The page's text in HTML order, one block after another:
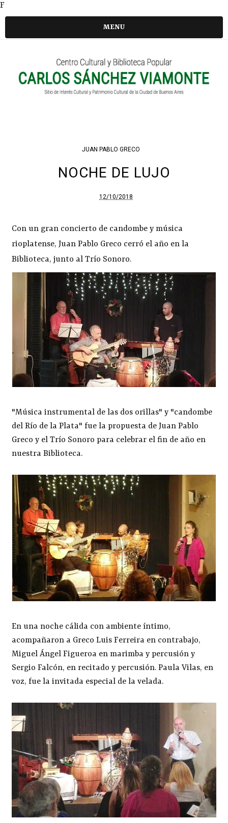
F
MENU
JUAN PABLO GRECO
NOCHE DE LUJO
12/10/2018
Con un gran concierto de candombe y música
rioplatense, Juan Pablo Greco cerró el año en la
Biblioteca, junto al Trío Sonoro.
"Música instrumental de las dos orillas" y "candombe
del Río de la Plata" fue la propuesta de Juan Pablo
Greco y el Trío Sonoro para celebrar el fin de año en
nuestra Biblioteca.
En una noche cálida con ambiente íntimo,
acompañaron a Greco Luis Ferreira en contrabajo,
Miguel Ángel Figueroa en marimba y percusión y
Sergio Falcón, en recitado y percusión. Paula Vilas, en
voz, fue la invitada especial de la velada.